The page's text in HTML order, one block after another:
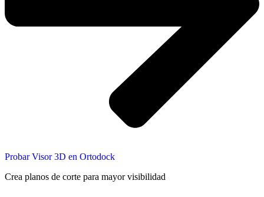
Probar Visor 3D en Ortodock
Crea planos de corte para mayor visibilidad​